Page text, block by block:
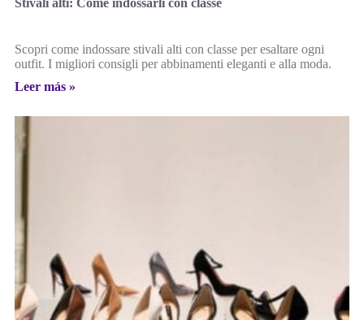
Scopri come indossare stivali alti con classe per esaltare ogni
outfit. I migliori consigli per abbinamenti eleganti e alla moda.
Leer más »